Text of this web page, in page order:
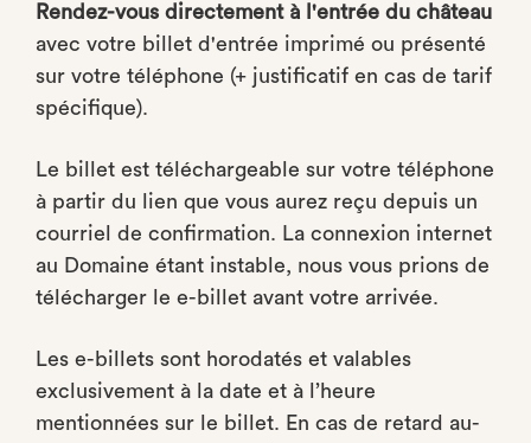
Rendez-vous directement à l'entrée du château
avec votre billet d'entrée imprimé ou présenté
sur votre téléphone (+ justificatif en cas de tarif
spécifique).
Le billet est téléchargeable sur votre téléphone
à partir du lien que vous aurez reçu depuis un
courriel de confirmation. La connexion internet
au Domaine étant instable, nous vous prions de
télécharger le e-billet avant votre arrivée.
Les e-billets sont horodatés et valables
exclusivement à la date et à l’heure
mentionnées sur le billet. En cas de retard au-